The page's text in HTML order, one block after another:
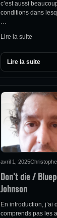
c’est aussi
conditions dans
Lire la suite
Lire la suite
avril 1, 2025
Don’t die /
Johnson
En introduction, j’ai
comprends pas les